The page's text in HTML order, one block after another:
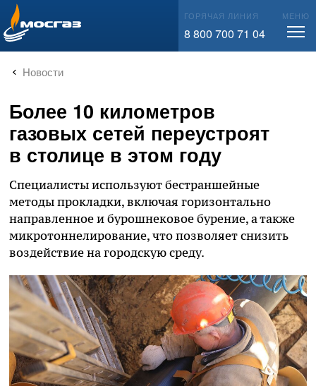
info@mos-gaz.ru ГОРЯЧАЯ ЛИНИЯ
8 800 700 71 04
МЕНЮ
Новости
Более 10 километров
газовых сетей переустроят
в столице в этом году
Специалисты используют бестраншейные
методы прокладки, включая горизонтально
направленное и бурошнековое бурение, а также
микротоннелирование, что позволяет снизить
воздействие на городскую среду.